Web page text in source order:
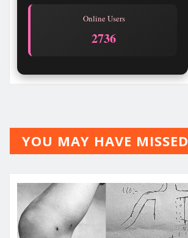
Online Users
2740
YOU MAY HAVE MISSED